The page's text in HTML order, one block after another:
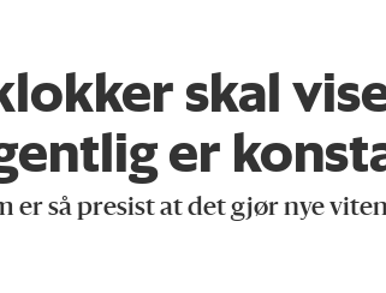
skal
er
er så presist at det gjør nye